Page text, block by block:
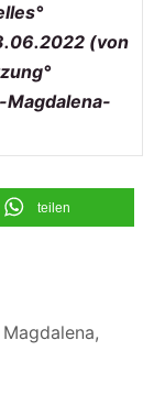
°
(von
°
teilen
,